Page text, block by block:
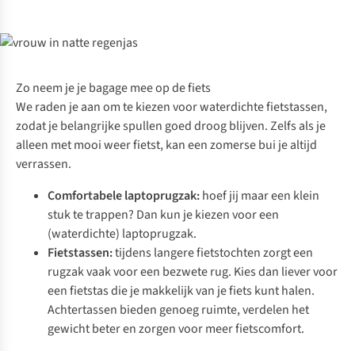
Zo neem je je bagage mee op de fiets
We raden je aan om te kiezen voorwaterdichte fietstassen,
zodat je belangrijke spullen goed droog blijven. Zelfs als je
alleen met mooi weer fietst, kan een zomerse bui je altijd
verrassen.
Comfortabele laptoprugzak:hoef jij maar een klein
stuk te trappen? Dan kun je kiezen voor een
(waterdichte) laptoprugzak.
Fietstassen:tijdens langere fietstochten zorgt een
rugzak vaak voor een bezwete rug. Kies dan liever voor
een fietstas die je makkelijk van je fiets kunt halen.
Achtertassen bieden genoeg ruimte, verdelen het
gewicht beter en zorgen voor meer fietscomfort.